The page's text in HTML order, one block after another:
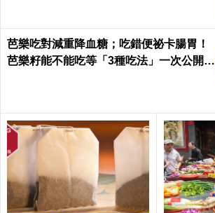
芭樂吃對減重降血糖；吃錯便祕卡腸胃！
芭樂籽能不能吃等「3種吃法」一次公開｜